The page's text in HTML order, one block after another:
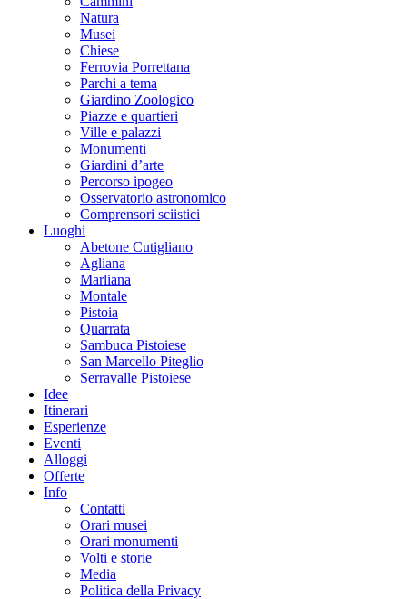
Natura
Musei
Chiese
Ferrovia Porrettana
Parchi a tema
Giardino Zoologico
Piazze e quartieri
Ville e palazzi
Monumenti
Giardini d’arte
Percorso ipogeo
Osservatorio astronomico
Comprensori sciistici
Luoghi
Abetone Cutigliano
Agliana
Marliana
Montale
Pistoia
Quarrata
Sambuca Pistoiese
San Marcello Piteglio
Serravalle Pistoiese
Idee
Itinerari
Esperienze
Eventi
Alloggi
Offerte
Info
Contatti
Orari musei
Orari monumenti
Volti e storie
Media
Politica della Privacy